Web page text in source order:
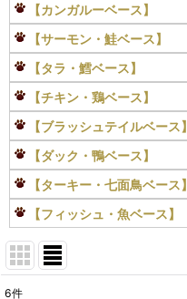
【カンガルーベース】
【サーモン・鮭ベース】
【タラ・鱈ベース】
【チキン・鶏ベース】
【ブラッシュテイルベース】
【ダック・鴨ベース】
【ターキー・七面鳥ベース】
【フィッシュ・魚ベース】
6件